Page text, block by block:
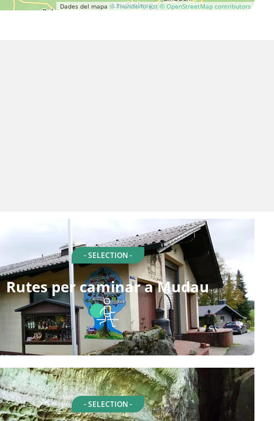
Dades del mapa © Thunderforest © OpenStreetMap contributors
- SELECTION -
Rutes per caminar a Mudau
- SELECTION -